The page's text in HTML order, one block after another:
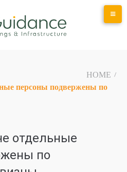
HOME /
персоны подвержены по
отдельные
по